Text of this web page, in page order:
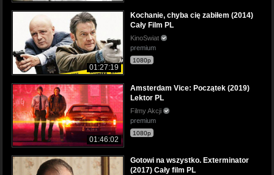
01:27:19
Kochanie, chyba cię zabiłem (2014)
Cały Film PL
KinoSwiat
premium
1080p
01:46:02
Amsterdam Vice: Początek (2019)
Lektor PL
Filmy Akcji
premium
1080p
Gotowi na wszystko. Exterminator
(2017) Cały film PL